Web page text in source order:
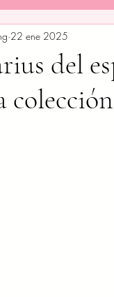
MAMÁS Y BEBÉS
del
colección
22 ene 2025